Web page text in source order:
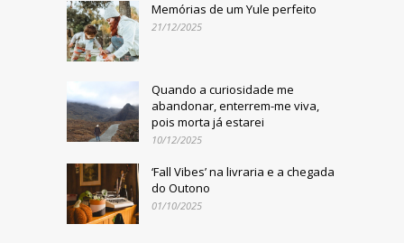
Memórias de um Yule perfeito
21/12/2025
Quando a curiosidade me
abandonar, enterrem-me viva,
pois morta já estarei
10/12/2025
‘Fall Vibes’ na livraria e a chegada
do Outono
01/10/2025